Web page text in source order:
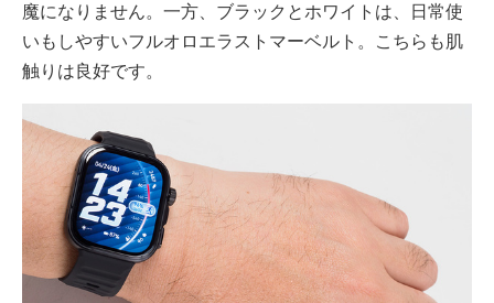
魔になりません。一方、ブラックとホワイトは、日常使
いもしやすいフルオロエラストマーベルト。こちらも肌
触りは良好です。